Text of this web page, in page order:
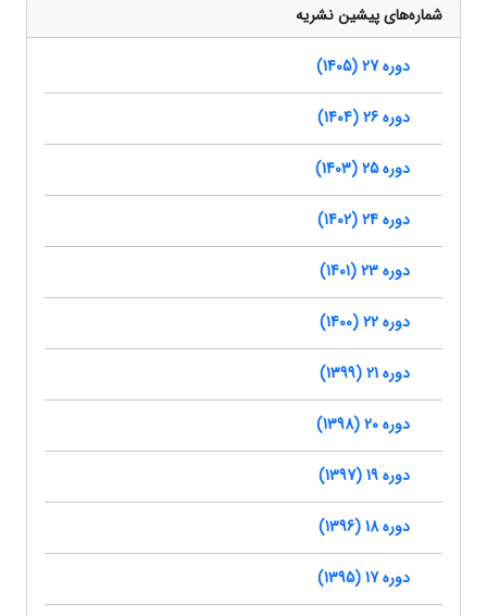
شماره‌های پیشین نشریه
دوره 27 (1405)
دوره 26 (1404)
دوره 25 (1403)
دوره 24 (1402)
دوره 23 (1401)
دوره 22 (1400)
دوره 21 (1399)
دوره 20 (1398)
دوره 19 (1397)
دوره 18 (1396)
دوره 17 (1395)